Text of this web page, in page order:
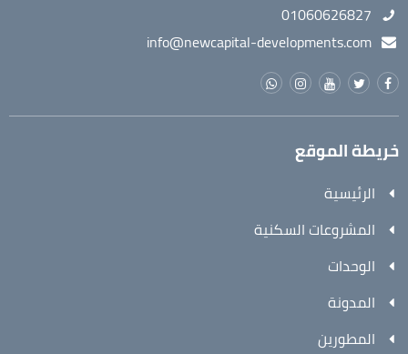
01060626827
info@newcapital-developments.com
خريطة الموقع
الرئيسية
المشروعات السكنية
الوحدات
المدونة
المطورين